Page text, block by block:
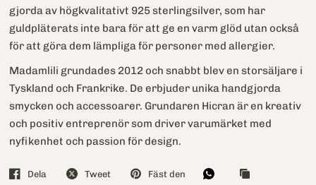
gjorda av högkvalitativt 925 sterlingsilver, som har
guldpläterats inte bara för att ge en varm glöd utan också
för att göra dem lämpliga för personer med allergier.
Madamlili grundades 2012 och snabbt blev en storsäljare i
Tyskland och Frankrike. De erbjuder unika handgjorda
smycken och accessoarer. Grundaren Hicran är en kreativ
och positiv entreprenör som driver varumärket med
nyfikenhet och passion för design.
Dela Tweet Fäst den